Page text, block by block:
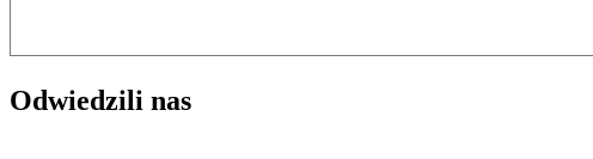
Odwiedzili nas